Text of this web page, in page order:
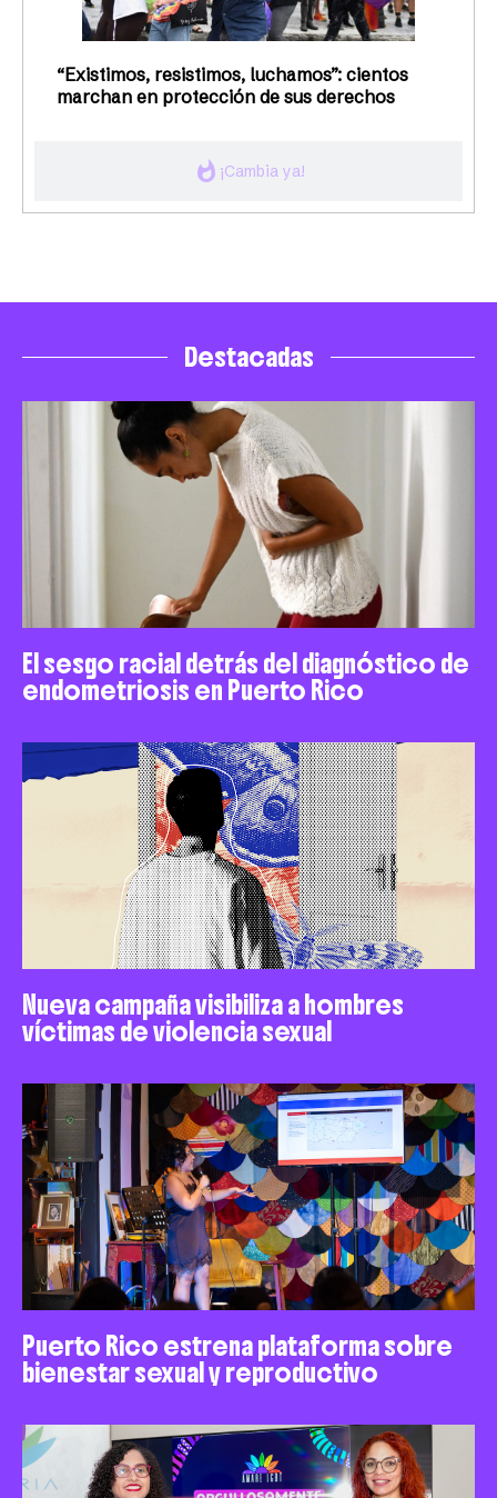
whatshot ¡Cambia ya!
“Existimos, resistimos, luchamos”: cientos
marchan en protección de sus derechos
Destacadas
El sesgo racial detrás del diagnóstico de
endometriosis en Puerto Rico
Nueva campaña visibiliza a hombres
víctimas de violencia sexual
Puerto Rico estrena plataforma sobre
bienestar sexual y reproductivo